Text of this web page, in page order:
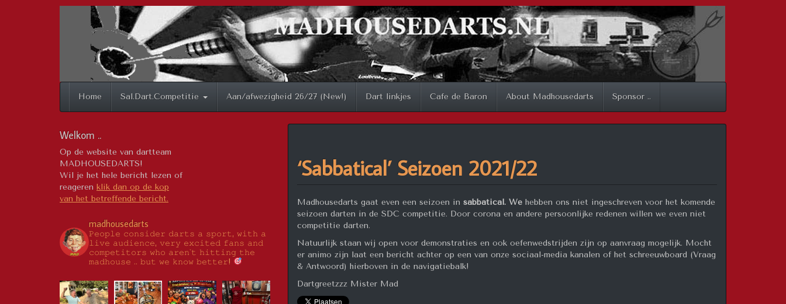
Home Sal.Dart.Competitie Aan/afwezigheid 26/27 (New!) Dart linkjes Cafe de Baron About Madhousedarts Sponsor ..
‘Sabbatical’ Seizoen 2021/22
Madhousedarts gaat even een seizoen in sabbatical. We hebben ons niet ingeschreven voor het komende
seizoen darten in de SDC competitie. Door corona en andere persoonlijke redenen willen we even niet
competitie darten.
Natuurlijk staan wij open voor demonstraties en ook oefenwedstrijden zijn op aanvraag mogelijk. Mocht
er animo zijn laat een bericht achter op een van onze sociaal-media kanalen of het schreeuwboard (Vraag
& Antwoord) hierboven in de navigatiebalk!
Dartgreetzzz Mister Mad
Welkom ..
Op de website van dartteam
MADHOUSEDARTS!
Wil je het hele bericht lezen of
reageren klik dan op de kop
van het betreffende bericht.
madhousedarts
𝙿𝚎𝚘𝚙𝚕𝚎 𝚌𝚘𝚗𝚜𝚒𝚍𝚎𝚛 𝚍𝚊𝚛𝚝𝚜 𝚊 𝚜𝚙𝚘𝚛𝚝, 𝚠𝚒𝚝𝚑 𝚊
𝚕𝚒𝚟𝚎 𝚊𝚞𝚍𝚒𝚎𝚗𝚌𝚎, 𝚟𝚎𝚛𝚢 𝚎𝚡𝚌𝚒𝚝𝚎𝚍 𝚏𝚊𝚗𝚜 𝚊𝚗𝚍
𝚌𝚘𝚖𝚙𝚎𝚝𝚒𝚝𝚘𝚛𝚜 𝚠𝚑𝚘 𝚊𝚛𝚎𝚗`𝚝 𝚑𝚒𝚝𝚝𝚒𝚗𝚐 𝚝𝚑𝚎
𝚖𝚊𝚍𝚑𝚘𝚞𝚜𝚎 .. 𝚋𝚞𝚝 𝚠𝚎 𝚔𝚗𝚘𝚠 𝚋𝚎𝚝𝚝𝚎𝚛!